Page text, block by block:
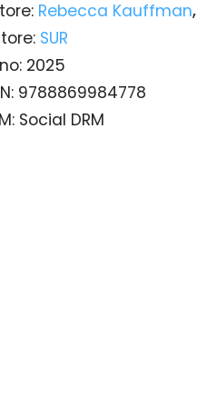
Rebecca Kauffman,
SUR
2025
9788869984778
Social DRM